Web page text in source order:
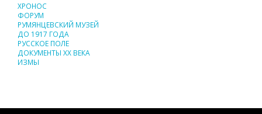
ХРОНОС
ФОРУМ
РУМЯНЦЕВСКИЙ МУЗЕЙ
ДО 1917 ГОДА
РУССКОЕ ПОЛЕ
ДОКУМЕНТЫ XX ВЕКА
ИЗМЫ